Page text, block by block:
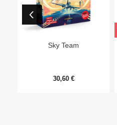
Sky Team
30,60 €